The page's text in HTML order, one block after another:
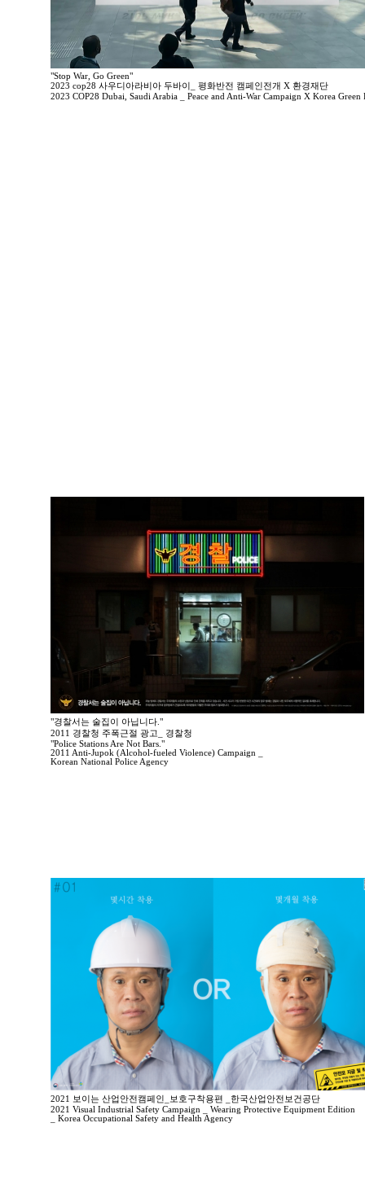
"Stop War, Go Green"
2023 cop28 사우디아라비아 두바이_ 평화반전 캠페인전개 X 환경재단
2023 COP28 Dubai, Saudi Arabia _ Peace and Anti-War Campaign X Korea Green
"경찰서는 술집이 아닙니다."
2011 경찰청 주폭근절 광고_ 경찰청
"Police Stations Are Not Bars."
2011 Anti-Jupok (Alcohol-fueled Violence) Campaign _
Korean National Police Agency
2021 보이는 산업안전캠페인_보호구착용편 _한국산업안전보건공단
2021 Visual Industrial Safety Campaign _ Wearing Protective Equipment Edition
_ Korea Occupational Safety and Health Agency